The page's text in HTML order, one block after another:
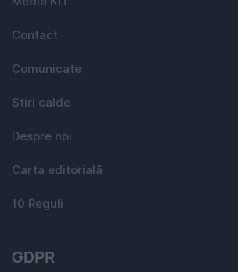
Contact
Comunicate
Stiri calde
Despre noi
Carta editorială
10 Reguli
GDPR